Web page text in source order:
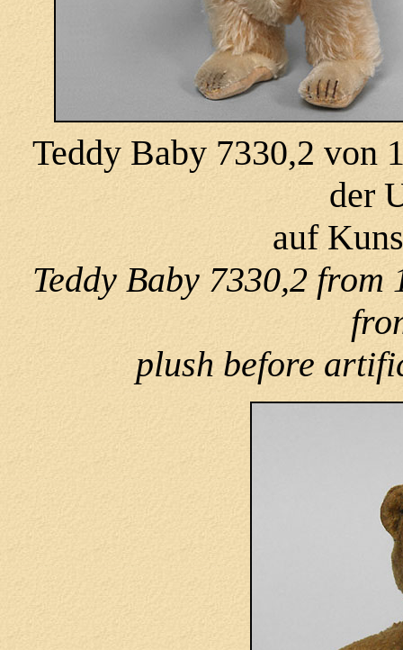
Teddy Baby 7330,2 von
der
auf
Teddy Baby 7330,2 from
plush before